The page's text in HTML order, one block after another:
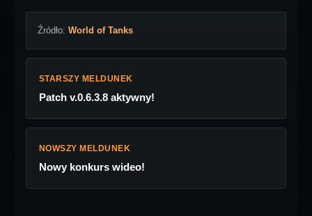
Źródło: World of Tanks
STARSZY MELDUNEK
Patch v.0.6.3.8 aktywny!
NOWSZY MELDUNEK
Nowy konkurs wideo!